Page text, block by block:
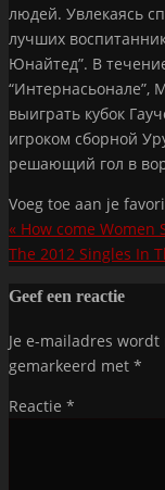
людей. Увлекаясь
лучших
Юнайтед”. В
“Интернасьонале”,
выиграть кубок
игроком сборной
решающий гол в
Voeg toe aan je
« How come Women
The 2012 Singles In
Geef een reactie
Je e-mailadres
gemarkeerd met *
Reactie *